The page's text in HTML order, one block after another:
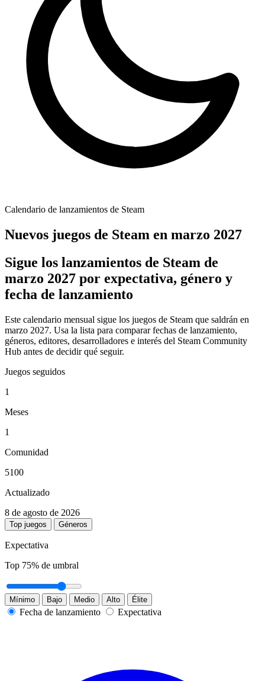
Calendario de lanzamientos de Steam
Nuevos juegos de Steam en marzo 2027
Sigue los lanzamientos de Steam de
marzo 2027 por expectativa, género y
fecha de lanzamiento
Este calendario mensual sigue los juegos de Steam que saldrán en
marzo 2027. Usa la lista para comparar fechas de lanzamiento,
géneros, editores, desarrolladores e interés del Steam Community
Hub antes de decidir qué seguir.
Juegos seguidos
1
Meses
1
Comunidad
5100
Actualizado
8 de agosto de 2026
Top juegos Géneros
Expectativa
Top 75% de umbral
Mínimo Bajo Medio Alto Élite
Fecha de lanzamiento Expectativa